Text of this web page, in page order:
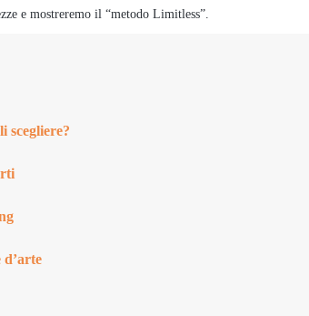
e mostreremo il “metodo Limitless”.
scegliere?